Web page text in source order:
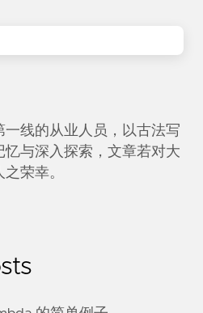
线的从业人员，以古法写
忆与深入探索，文章若对大
荣幸。